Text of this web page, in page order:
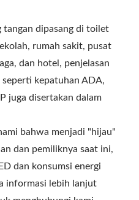
tangan dipasang di toilet
rumah sakit, pusat
dan hotel, penjelasan
kepatuhan ADA,
juga disertakan dalam
bahwa menjadi "hijau"
dan pemiliknya saat ini,
dan konsumsi energi
informasi lebih lanjut